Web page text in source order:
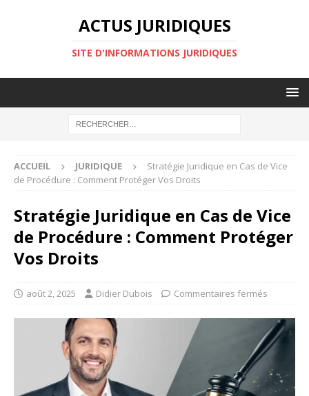
ACTUS JURIDIQUES
SITE D'INFORMATIONS JURIDIQUES
ACCUEIL JURIDIQUE
Stratégie Juridique en Cas de Vice
de Procédure : Comment Protéger Vos Droits
Stratégie Juridique en Cas de Vice
de Procédure : Comment Protéger
Vos Droits
août 2, 2025 Didier Dubois Commentaires fermés